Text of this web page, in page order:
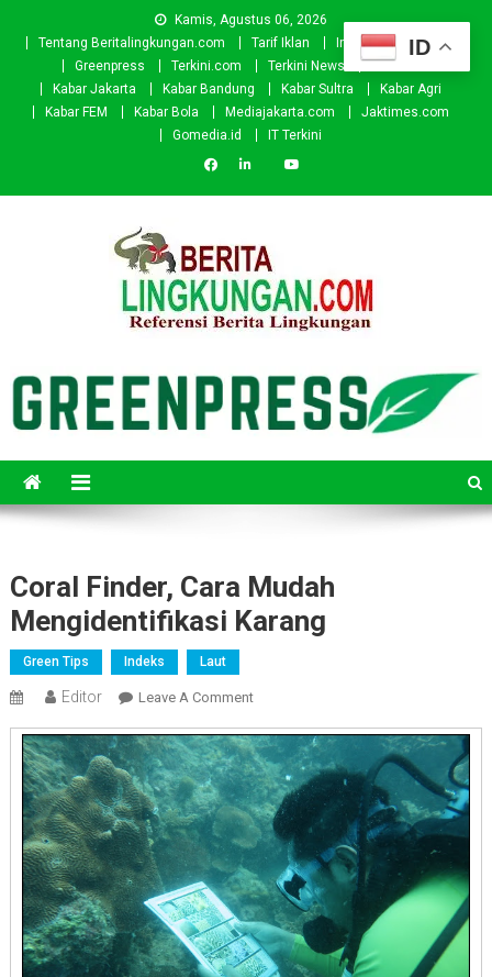
Kamis, Agustus 06, 2026
Tentang Beritalingkungan.com
Tarif Iklan Investor
Donasi
Greenpress
Terkini.com Terkini News
Kabar.id
Kabar Jakarta
Kabar Bandung Kabar Sultra
Kabar Agri
Kabar FEM
Kabar Bola Mediajakarta.com
Jaktimes.com
Gomedia.id
IT Terkini
Coral Finder, Cara Mudah
Mengidentifikasi Karang
Green Tips Indeks Laut
Editor Leave A CommentOn
Finder,
Cara
Mudah
Mengidentifikasi
Karang
ID